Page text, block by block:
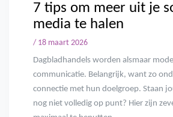
7 tips om meer uit je
media te halen
/ 18 maart 2026
Dagbladhandels worden alsmaar
communicatie. Belangrijk, want zo
connectie met hun doelgroep. Staan
nog niet volledig op punt? Hier zijn